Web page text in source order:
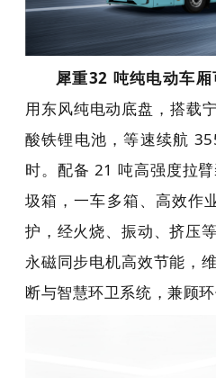
犀重32 吨纯电动车
用东风纯电动底盘，搭载
酸铁锂电池，等速续航
时。配备 21 吨高强度拉
圾箱，一车多箱、高效作
护，经火烧、振动、挤压
永磁同步电机高效节能，
断与智慧环卫系统，兼顾